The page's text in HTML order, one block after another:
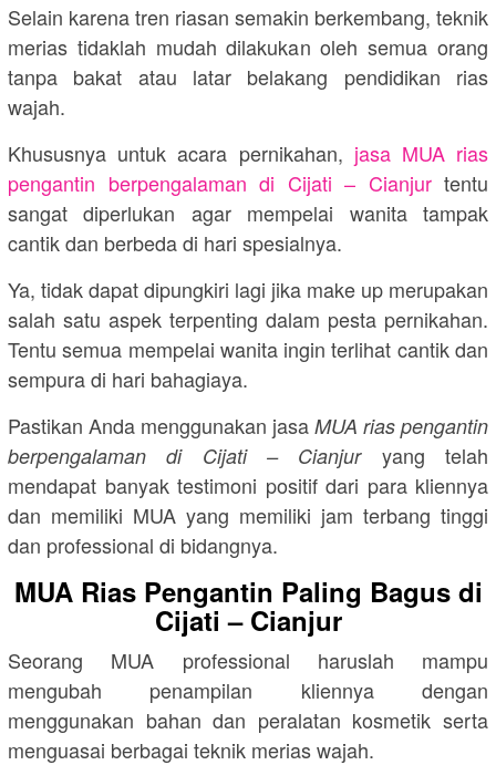
Selain karena tren riasan semakin berkembang, teknik
merias tidaklah mudah dilakukan oleh semua orang
tanpa bakat atau latar belakang pendidikan rias
wajah.
Khususnya untuk acara pernikahan, jasa MUA rias
pengantin berpengalaman di Cijati – Cianjurtentu
sangat diperlukan agar mempelai wanita tampak
cantik dan berbeda di hari spesialnya.
Ya, tidak dapat dipungkiri lagi jika make up merupakan
salah satu aspek terpenting dalam pesta pernikahan.
Tentu semua mempelai wanita ingin terlihat cantik dan
sempura di hari bahagiaya.
Pastikan Anda menggunakan jasa MUA rias pengantin
berpengalaman di Cijati – Cianjuryang telah
mendapat banyak testimoni positif dari para kliennya
dan memiliki MUA yang memiliki jam terbang tinggi
dan professional di bidangnya.
MUA Rias Pengantin Paling Bagus di
Cijati – Cianjur
Seorang MUA professional haruslah mampu
mengubah penampilan kliennya dengan
menggunakan bahan dan peralatan kosmetik serta
menguasai berbagai teknik merias wajah.